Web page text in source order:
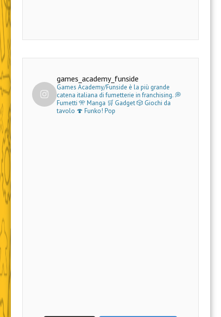
games_academy_funside
Games Academy/Funside è la più grande
catena italiana di fumetterie in franchising.💭
Fumetti 🎌 Manga 🛒 Gadget🎲 Giochi da
tavolo 🍄 Funko! Pop